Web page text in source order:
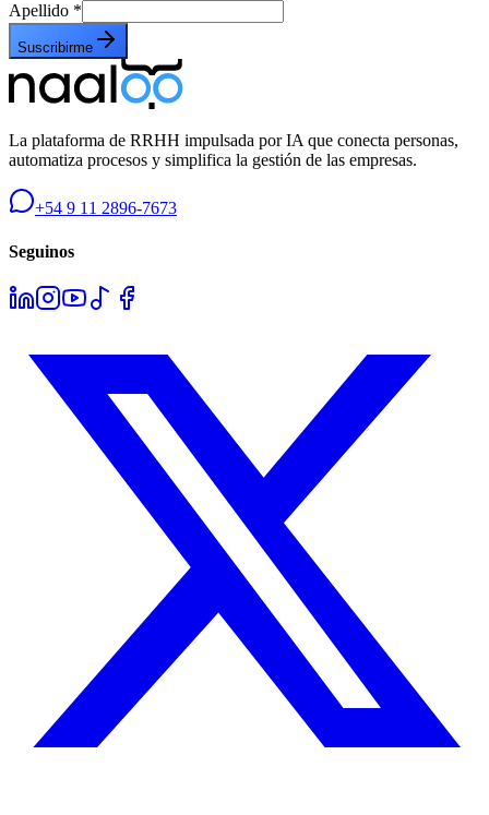
Apellido *
Suscribirme
La plataforma de RRHH impulsada por IA que conecta personas,
automatiza procesos y simplifica la gestión de las empresas.
+54 9 11 2896-7673
Seguinos